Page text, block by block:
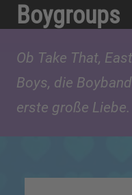
Boygroups
Ob Take That,
Boys, die
erste große Liebe.